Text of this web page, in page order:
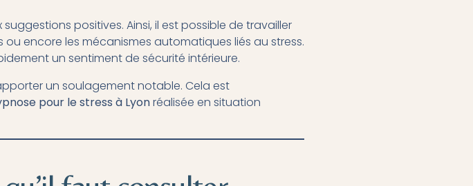
positives. Ainsi, il est possible de travailler
encore les mécanismes automatiques liés au stress.
un sentiment de sécurité intérieure.
un soulagement notable. Cela est
pour le stress à Lyonréalisée en situation